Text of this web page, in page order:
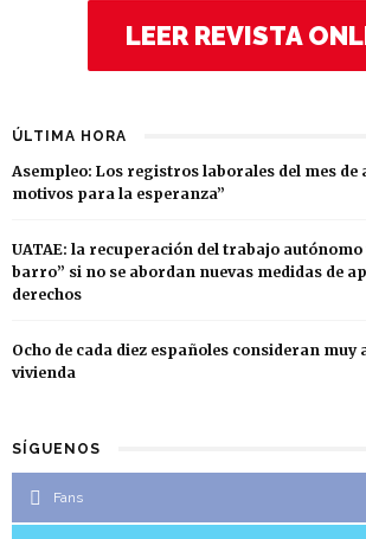
LEER REVISTA
ÚLTIMA HORA
Asempleo: Los registros laborales del mes de
motivos para la esperanza”
UATAE: la recuperación del trabajo
barro” si no se abordan nuevas medidas de
derechos
Ocho de cada diez españoles consideran muy
vivienda
SÍGUENOS
Fans